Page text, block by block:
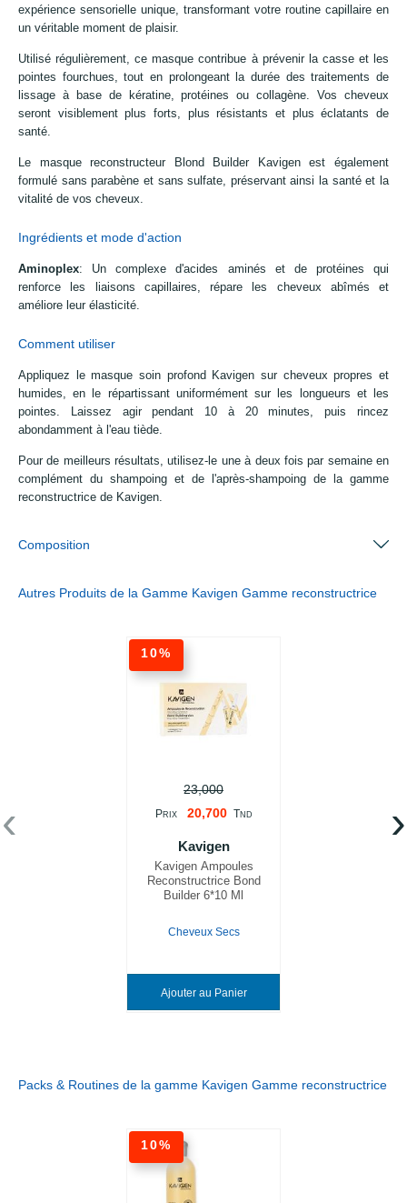
expérience sensorielle unique, transformant votre routine capillaire en
un véritable moment de plaisir.
Utilisé régulièrement, ce masque contribue à prévenir la casse et les
pointes fourchues, tout en prolongeant la durée des traitements de
lissage à base de kératine, protéines ou collagène. Vos cheveux
seront visiblement plus forts, plus résistants et plus éclatants de
santé.
Le masque reconstructeur Blond Builder Kavigen est également
formulé sans parabène et sans sulfate, préservant ainsi la santé et la
vitalité de vos cheveux.
Ingrédients et mode d'action
Aminoplex: Un complexe d'acides aminés et de protéines qui
renforce les liaisons capillaires, répare les cheveux abîmés et
améliore leur élasticité.
Comment utiliser
Appliquez le masque soin profond Kavigen sur cheveux propres et
humides, en le répartissant uniformément sur les longueurs et les
pointes. Laissez agir pendant 10 à 20 minutes, puis rincez
abondamment à l'eau tiède.
Pour de meilleurs résultats, utilisez-le une à deux fois par semaine en
complément du shampoing et de l'après-shampoing de la gamme
reconstructrice de Kavigen.
Composition
Autres Produits de la Gamme Kavigen Gamme reconstructrice
10%
23,000
PRIX 20,700 TND
Kavigen
Kavigen Ampoules
Reconstructrice Bond
Builder 6*10 Ml
Cheveux Secs
Ajouter au Panier
‹ ›
Packs & Routines de la gamme Kavigen Gamme reconstructrice
10%